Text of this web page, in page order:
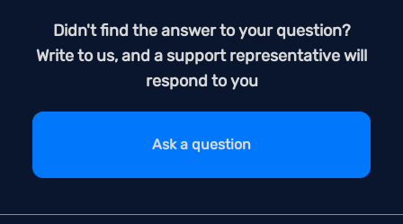
Didn't find the answer to your question?
Write to us, and a support representative will
respond to you
Ask a question